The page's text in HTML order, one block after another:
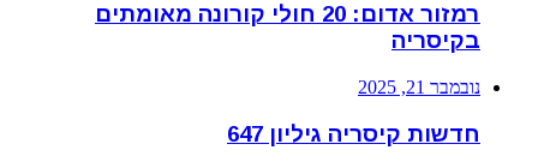
רמזור אדום: 20 חולי קורונה מאומתים
בקיסריה
נובמבר 21, 2025
חדשות קיסריה גיליון 647